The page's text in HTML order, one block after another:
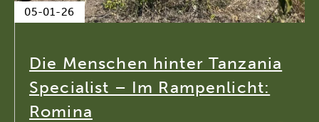
05-01-26
Die Menschen hinter Tanzania
Specialist – Im Rampenlicht:
Romina